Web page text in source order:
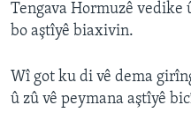
Tengava Hormuzê
bo aştîyê biaxivin.
Wî got ku di vê dema
û zû vê peymana aştîyê